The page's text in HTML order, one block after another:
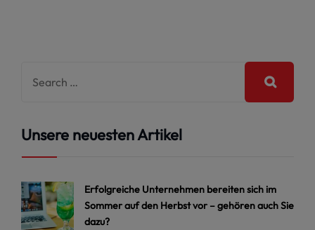
Unsere neuesten Artikel
Erfolgreiche Unternehmen bereiten sich im
Sommer auf den Herbst vor – gehören auch Sie
dazu?